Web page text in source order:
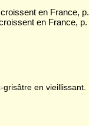
en France,
en France,
en vieillissant.